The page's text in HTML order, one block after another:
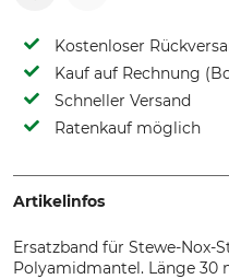
Kostenloser
Kauf auf Rechnung
Schneller Versand
Ratenkauf möglich
Artikelinfos
Ersatzband für Stewe-
Polyamidmantel. Länge 30